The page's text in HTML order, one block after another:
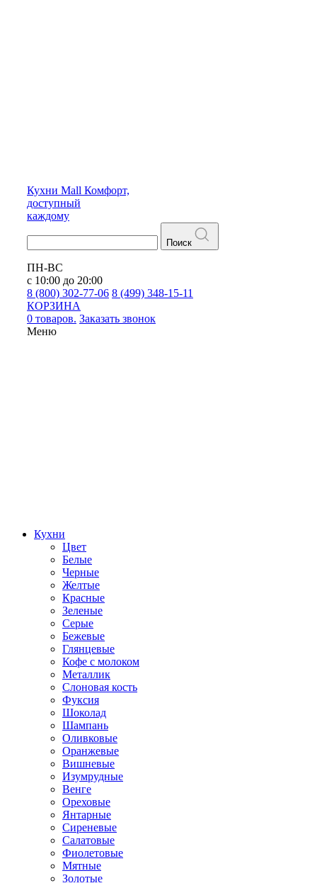
Кухни Mall Комфорт,
доступный
каждому
Поиск
ПН-ВС
с 10:00 до 20:00
8 (800) 302-77-06 8 (499) 348-15-11
КОРЗИНА
0 товаров. Заказать звонок
Меню
Кухни
Цвет
Белые
Черные
Желтые
Красные
Зеленые
Серые
Бежевые
Глянцевые
Кофе с молоком
Металлик
Слоновая кость
Фуксия
Шоколад
Шампань
Оливковые
Оранжевые
Вишневые
Изумрудные
Венге
Ореховые
Янтарные
Сиреневые
Салатовые
Фиолетовые
Мятные
Золотые